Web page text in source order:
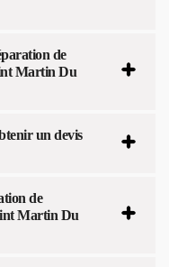
de
Martin Du
un devis
de
Martin Du